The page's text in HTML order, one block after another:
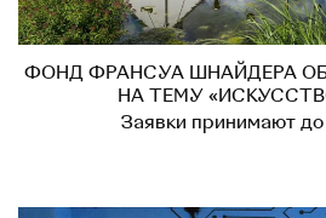
ФОНД ФРАНСУА ШНАЙДЕРА
НА ТЕМУ
Заявки принимают